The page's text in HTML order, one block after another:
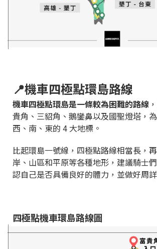
📍機車四極點環島路線
機車四極點環島是一條較為困難的路線
貴角、三貂角、鵝鑾鼻以及國聖燈塔，
西、南、東的 4 大地標。
比起環島一號線，四極點路線相當長，
岸、山區和平原等各種地形，建議騎士
認自己是否具備良好的體力，並做好周
四極點機車環島路線圖